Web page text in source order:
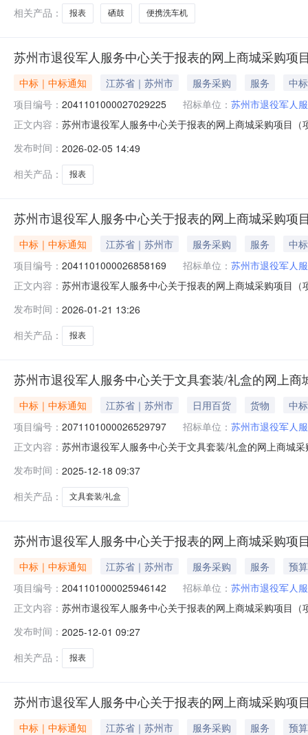
相关产品： 报表 硒鼓 便携洗车机
苏州市退役军人服务中心关于报表的网上商城采购项
中标｜中标通知 江苏省｜苏州市 服务采购 服务
中
项目编号： 2041101000027029225 招标单位： 苏州市退役军人
正文内容： 苏州市退役军人服务中心关于报表的网上商城采购项目
政区划名称:苏州市本级报价起止时间:-二、采购单位信
发布时间： 2026-02-05 14:49
相关产品：
报表
苏州市退役军人服务中心关于报表的网上商城采购项
中标｜中标通知 江苏省｜苏州市 服务采购 服务
中
项目编号： 2041101000026858169 招标单位： 苏州市退役军人
正文内容： 苏州市退役军人服务中心关于报表的网上商城采购项目
政区划名称:苏州市本级报价起止时间:-二、采购单位信
发布时间： 2026-01-21 13:26
相关产品：
报表
苏州市退役军人服务中心关于文具套装/礼盒的网上商
中标｜中标通知 江苏省｜苏州市 日用百货 货物
中
项目编号： 2071101000026529797 招标单位： 苏州市退役军人
正文内容： 苏州市退役军人服务中心关于文具套装/礼盒的网上商城
码:320599项目所在行政区划名称:苏州市本级报价起止
发布时间： 2025-12-18 09:37
相关产品：
文具套装/礼盒
苏州市退役军人服务中心关于报表的网上商城采购项
中标｜中标通知 江苏省｜苏州市 服务采购 服务
预
项目编号： 2041101000025946142 招标单位： 苏州市退役军人
正文内容： 苏州市退役军人服务中心关于报表的网上商城采购项目
1ZC3205000002025007393548.0项目所在行政区划编
发布时间： 2025-12-01 09:27
相关产品：
报表
苏州市退役军人服务中心关于报表的网上商城采购项
中标｜中标通知 江苏省｜苏州市 服务采购 服务
预